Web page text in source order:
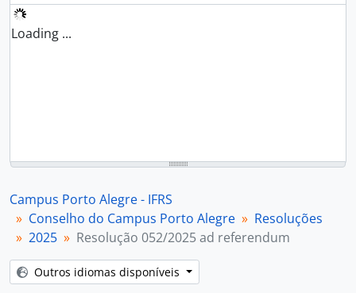
Loading ...
Campus Porto Alegre - IFRS
Conselho do Campus Porto Alegre
Resoluções
2025
Resolução 052/2025 ad referendum
Outros idiomas disponíveis